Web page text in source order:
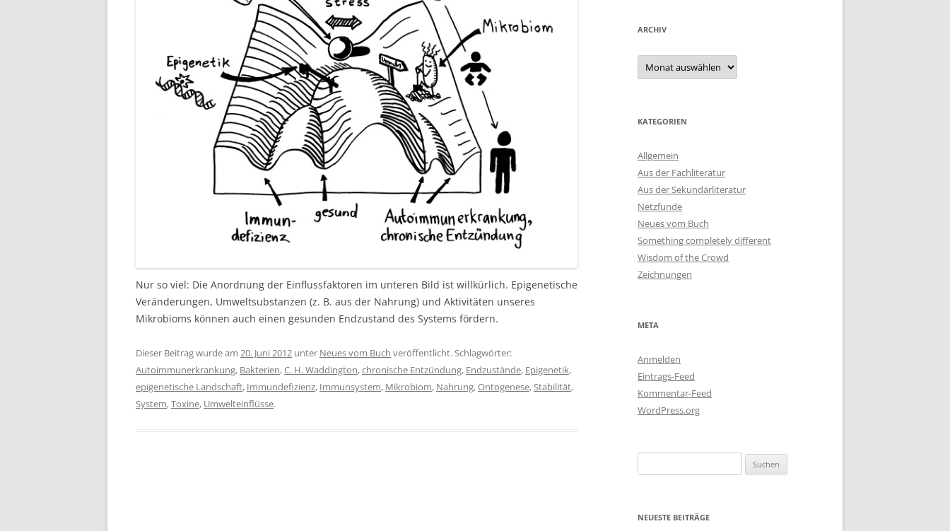
Nur so viel: Die Anordnung der Einflussfaktoren im unteren Bild ist willkürlich. Epigenetische
Veränderungen, Umweltsubstanzen (z. B. aus der Nahrung) und Aktivitäten unseres
Mikrobioms können auch einen gesunden Endzustand des Systems fördern.
Dieser Beitrag wurde am 20. Juni 2012 unter Neues vom Buch veröffentlicht. Schlagwörter:
Autoimmunerkrankung, Bakterien,C. H. Waddington,chronische Entzündung, Endzustände, Epigenetik,
epigenetische Landschaft, Immundefizienz, Immunsystem, Mikrobiom, Nahrung,Ontogenese,Stabilität,
System,Toxine, Umwelteinflüsse.
ARCHIV
Archiv
KATEGORIEN
Allgemein
Aus der Fachliteratur
Aus der Sekundärliteratur
Netzfunde
Neues vom Buch
Something completely different
Wisdom of the Crowd
Zeichnungen
META
Anmelden
Eintrags-Feed
Kommentar-Feed
WordPress.org
nach:
NEUESTE BEITRÄGE